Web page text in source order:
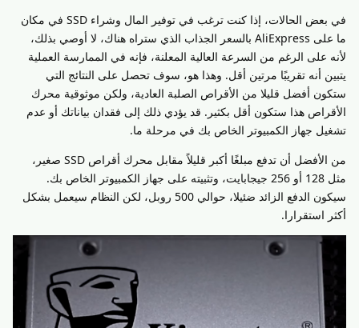
في بعض الحالات، إذا كنت ترغب في توفير المال وشراء SSD في مكان
ما على AliExpress بالسعر الجذاب الذي ستراه هناك، لا أوصي بذلك،
لأنه على الرغم من السرعة العالية المعلنة، فإنه في الممارسة العملية
يتبين أنه تقريبًا مرتين أقل. وهذا هو، سوف تحصل على النتائج التي
ستكون أفضل قليلا من الأقراص الصلبة العادية، ولكن موثوقية محرك
الأقراص هذا ستكون أقل بكثير. قد يؤدي ذلك إلى فقدان بياناتك أو عدم
تشغيل جهاز الكمبيوتر الخاص بك في مرحلة ما.
من الأفضل أن تدفع مبلغًا أكبر قليلاً مقابل محرك أقراص SSD صغير،
مثل 128 أو 256 جيجابايت، وتثبيته على جهاز الكمبيوتر الخاص بك.
سيكون الدفع الزائد ضئيلا، حوالي 500 روبل، لكن النظام سيعمل بشكل
أكثر استقرارا.